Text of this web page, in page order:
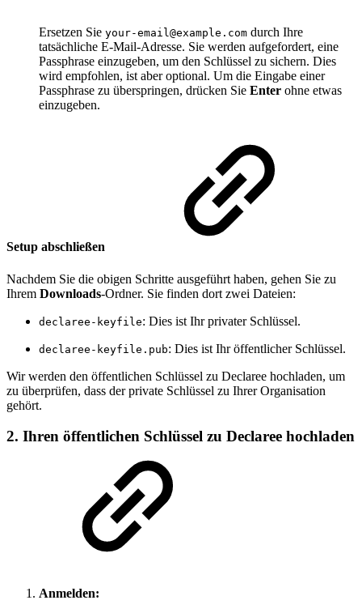
Ersetzen Sie your-email@example.com durch Ihre
tatsächliche E-Mail-Adresse. Sie werden aufgefordert, eine
Passphrase einzugeben, um den Schlüssel zu sichern. Dies
wird empfohlen, ist aber optional. Um die Eingabe einer
Passphrase zu überspringen, drücken Sie Enter ohne etwas
einzugeben.
Setup abschließen
Nachdem Sie die obigen Schritte ausgeführt haben, gehen Sie zu
Ihrem Downloads-Ordner. Sie finden dort zwei Dateien:
declaree-keyfile: Dies ist Ihr privater Schlüssel.
declaree-keyfile.pub: Dies ist Ihr öffentlicher Schlüssel.
Wir werden den öffentlichen Schlüssel zu Declaree hochladen, um
zu überprüfen, dass der private Schlüssel zu Ihrer Organisation
gehört.
2. Ihren öffentlichen Schlüssel zu Declaree hochladen
Anmelden: